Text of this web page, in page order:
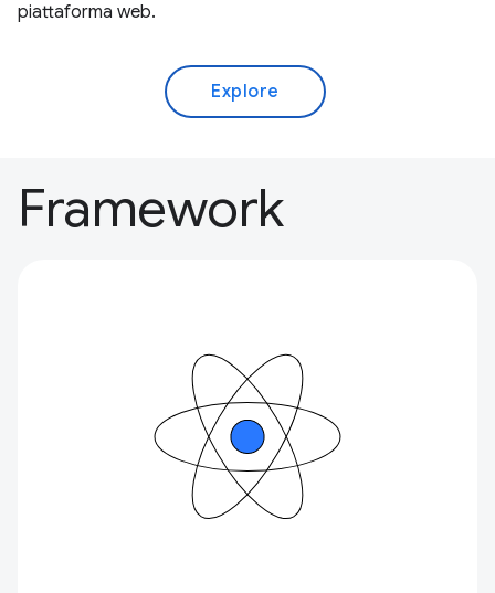
piattaforma web.
Explore
Framework